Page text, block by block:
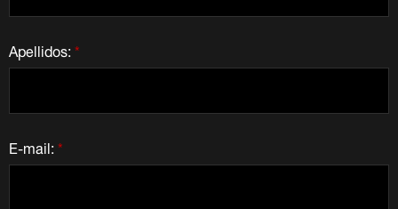
*
Apellidos:
*
E-mail: